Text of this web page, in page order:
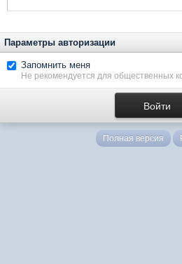
Параметры авторизации
Запомнить меня
Не рекомендуется для общественных
Полная версия